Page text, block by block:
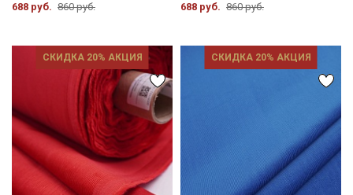
688 руб. 860 руб. 688 руб. 860 руб.
СКИДКА 20% АКЦИЯ СКИДКА 20% АКЦИЯ
Секретная рассылка от Купава
Мы публикуем здесь дополнительные
промокоды и скидки до 30% на узкие
категории тканей